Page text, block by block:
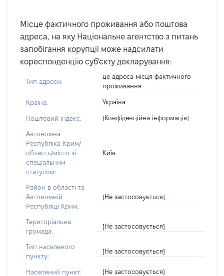
Місце фактичного проживання або поштова
адреса, на яку Національне агентство з питань
запобігання корупції може надсилати
кореспонденцію суб'єкту декларування:
Тип адреси:
це адреса місця фактичного
проживання
Країна: Україна
Поштовий індекс: [Конфіденційна інформація]
Автономна
Республіка Крим/
область/місто зі
спеціальним
статусом:
Київ
Район в області та
Автономній
Республіці Крим:
[Не застосовується]
Територіальна
громада:
[Не застосовується]
Тип населеного
пункту:
[Не застосовується]
Населений пункт: [Не застосовується]